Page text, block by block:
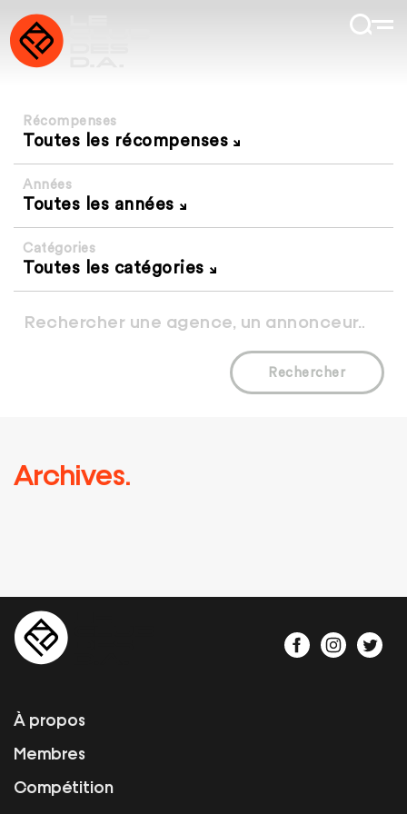
Récompenses
Toutes les récompenses
Années
Toutes les années
Catégories
Toutes les catégories
Rechercher
Archives.
À propos
Membres
Compétition